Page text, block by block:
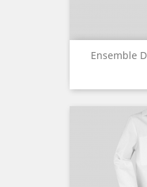
Ensemble